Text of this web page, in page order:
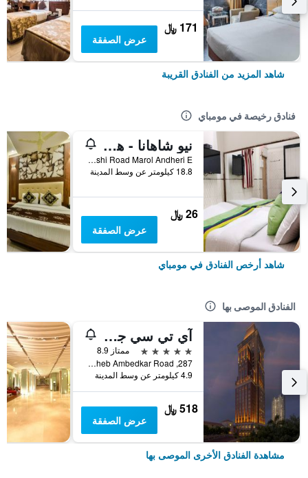
171 ﷼
عرض الصفقة
شاهد المزيد من الفنادق القريبة
فنادق رخيصة في مومباي
نيو شاهانا - هوستل
Shop No 5 Marol Maroshi Road Marol Andheri E, مومباي, الهند
18.8 كيلومتر عن وسط المدينة
26 ﷼
عرض الصفقة
شاهد أرخص الفنادق في مومباي
الفنادق الموصى بها
آي تي سي جراند سنترال، أحد فنادق لوكشري كولكشن، مومباي
5 نجوم
ممتاز 8.9
287, Dr. Babasaheb Ambedkar Road, مومباي, الهند
4.9 كيلومتر عن وسط المدينة
518 ﷼
عرض الصفقة
مشاهدة الفنادق الأخرى الموصى بها